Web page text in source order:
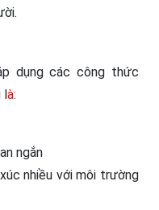
dụng các công thức
là:
ngắn
nhiều với môi trường